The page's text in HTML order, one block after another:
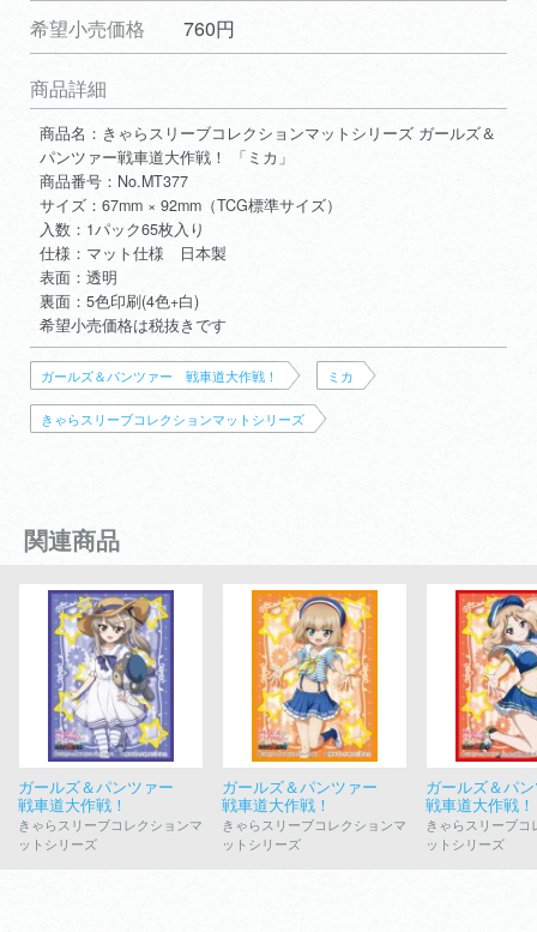
希望小売価格
760円
商品詳細
商品名：きゃらスリーブコレクションマットシリーズ ガールズ＆
パンツァー戦車道大作戦！ 「ミカ」
商品番号：No.MT377
サイズ：67mm × 92mm（TCG標準サイズ）
入数：1パック65枚入り
仕様：マット仕様 日本製
表面：透明
裏面：5色印刷(4色+白)
希望小売価格は税抜きです
ガールズ＆パンツァー 戦車道大作戦！ ミカ
きゃらスリーブコレクションマットシリーズ
関連商品
ガールズ＆パンツァー
戦車道大作戦！
きゃらスリーブコレクションマ
ットシリーズ
ガールズ＆パンツァー
戦車道大作戦！
きゃらスリーブコレクションマ
ットシリーズ
ガールズ＆パ
戦車道大作戦！
きゃらスリーブコ
ットシリーズ